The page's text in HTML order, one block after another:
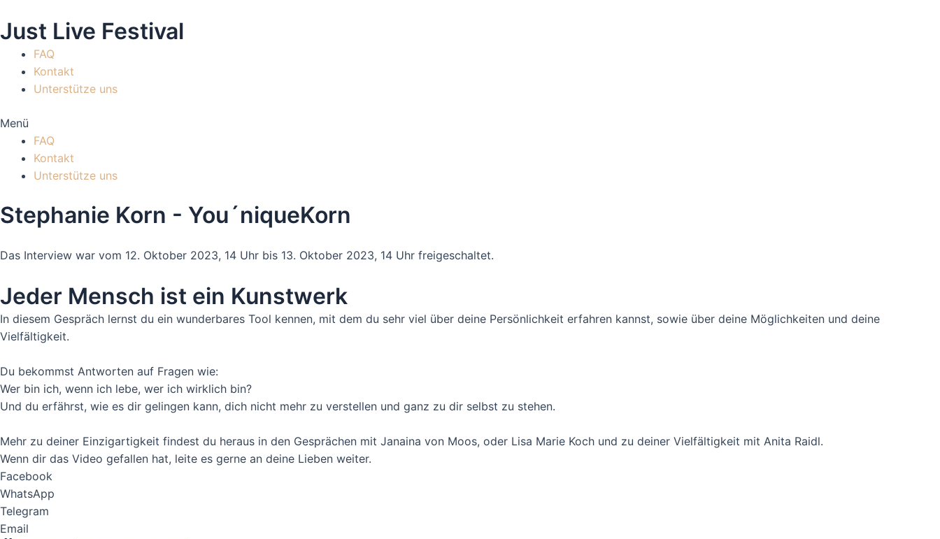
Inhalt
springen
Just Live Festival
FAQ
Kontakt
Unterstütze uns
Menü
FAQ
Kontakt
Unterstütze uns
Stephanie Korn - You´niqueKorn
Mehr erfahren
Video laden
Das Interview war vom 12. Oktober 2023, 14 Uhr bis 13. Oktober 2023, 14 Uhr freigeschaltet.
Jeder Mensch ist ein Kunstwerk
In diesem Gespräch lernst du ein wunderbares Tool kennen, mit dem du sehr viel über deine Persönlichkeit erfahren kannst, sowie über deine Möglichkeiten und deine
Vielfältigkeit.
Du bekommst Antworten auf Fragen wie:
Wer bin ich, wenn ich lebe, wer ich wirklich bin?
Und du erfährst, wie es dir gelingen kann, dich nicht mehr zu verstellen und ganz zu dir selbst zu stehen.
Mehr zu deiner Einzigartigkeit findest du heraus in den Gesprächen mit Janaina von Moos, oder Lisa Marie Koch und zu deiner Vielfältigkeit mit Anita Raidl.
Wenn dir das Video gefallen hat, leite es gerne an deine Lieben weiter.
Facebook
WhatsApp
Telegram
Email